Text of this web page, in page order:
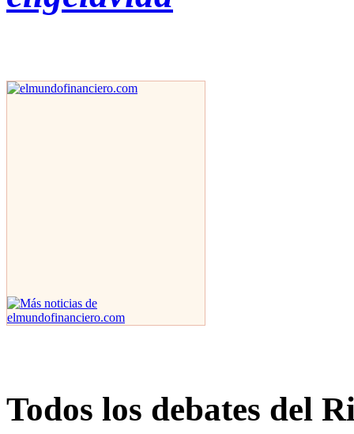
Todos los debates del